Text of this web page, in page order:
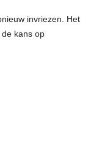
invriezen. Het
kans op